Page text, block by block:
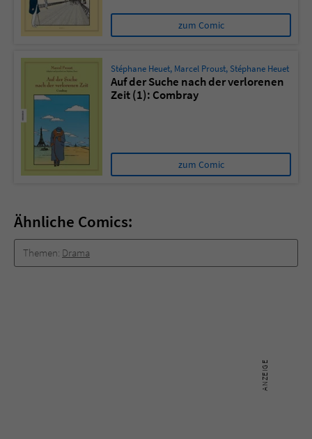
zum Comic
Stéphane Heuet, Marcel Proust, Stéphane Heuet
Auf der Suche nach der verlorenen
Zeit (1): Combray
zum Comic
Ähnliche Comics:
Themen: Drama